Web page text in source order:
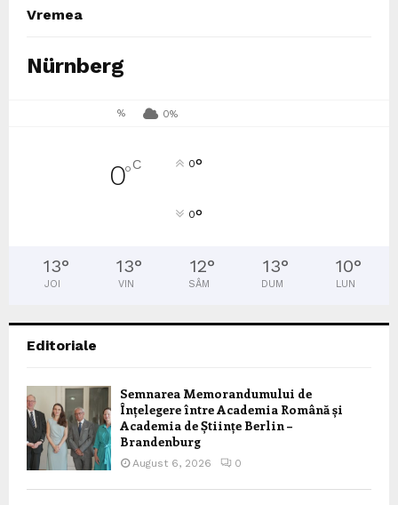
Vremea
Nürnberg
% 0%
0°C 0°
0°
13°
JOI
13°
VIN
12°
SÂM
13°
DUM
10°
LUN
Editoriale
Semnarea Memorandumului de
Înțelegere între Academia Română și
Academia de Științe Berlin –
Brandenburg
August 6, 2026 0